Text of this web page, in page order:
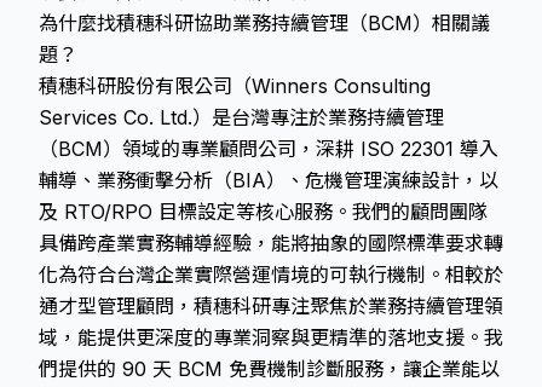
為什麼找積穗科研協助業務持續管理（BCM）相關議
題？
積穗科研股份有限公司（Winners Consulting
Services Co. Ltd.）是台灣專注於業務持續管理
（BCM）領域的專業顧問公司，深耕 ISO 22301 導入
輔導、業務衝擊分析（BIA）、危機管理演練設計，以
及 RTO/RPO 目標設定等核心服務。我們的顧問團隊
具備跨產業實務輔導經驗，能將抽象的國際標準要求轉
化為符合台灣企業實際營運情境的可執行機制。相較於
通才型管理顧問，積穗科研專注聚焦於業務持續管理領
域，能提供更深度的專業洞察與更精準的落地支援。我
們提供的 90 天 BCM 免費機制診斷服務，讓企業能以